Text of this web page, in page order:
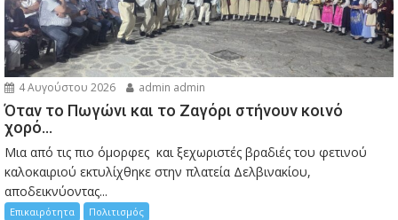
4 Αυγούστου 2026 admin admin
Όταν το Πωγώνι και το Ζαγόρι στήνουν κοινό
χορό…
Μια από τις πιο όμορφες και ξεχωριστές βραδιές του φετινού
καλοκαιριού εκτυλίχθηκε στην πλατεία Δελβινακίου,
αποδεικνύοντας...
Επικαιρότητα Πολιτισμός